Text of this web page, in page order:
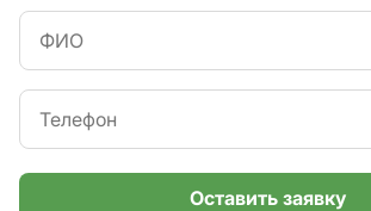
Оставить заявку